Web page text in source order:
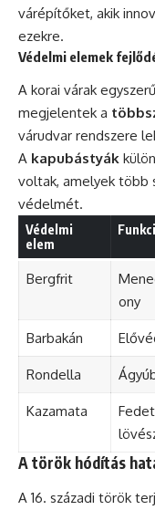
várépítőket, akik
ezekre.
Védelmi elemek
A korai várak
megjelentek a
várudvar rendszere
A kapubástyák
voltak, amelyek több
védelmét.
Védelmi
elem
Bergfrit
ony
Barbakán
Rondella
Kazamata
A török hódítás
A 16. századi török